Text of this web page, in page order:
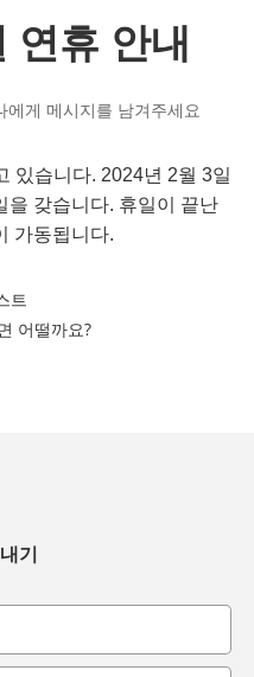
연휴 안내
에게 메시지를 남겨주세요
있습니다. 2024년 2월 3일
을 갖습니다. 휴일이 끝난
가동됩니다.
트
어떨까요?
기